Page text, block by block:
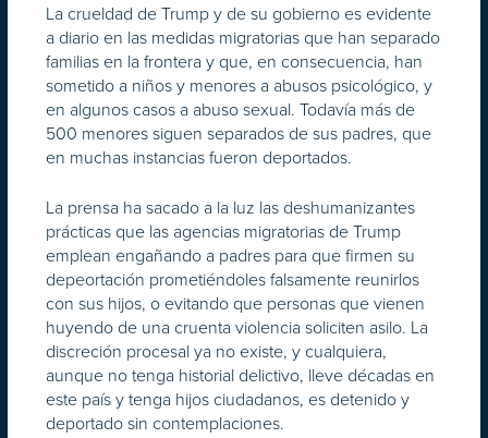
La crueldad de Trump y de su gobierno es evidente
a diario en las medidas migratorias que han separado
familias en la frontera y que, en consecuencia, han
sometido a niños y menores a abusos psicológico, y
en algunos casos a abuso sexual. Todavía más de
500 menores siguen separados de sus padres, que
en muchas instancias fueron deportados.
La prensa ha sacado a la luz las deshumanizantes
prácticas que las agencias migratorias de Trump
emplean engañando a padres para que firmen su
depeortación prometiéndoles falsamente reunirlos
con sus hijos, o evitando que personas que vienen
huyendo de una cruenta violencia soliciten asilo. La
discreción procesal ya no existe, y cualquiera,
aunque no tenga historial delictivo, lleve décadas en
este país y tenga hijos ciudadanos, es detenido y
deportado sin contemplaciones.